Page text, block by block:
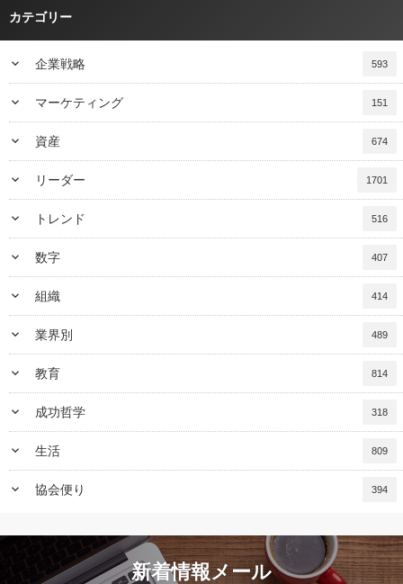
カテゴリー
keyboard_arrow_down 企業戦略 593
keyboard_arrow_down マーケティング 151
keyboard_arrow_down 資産 674
keyboard_arrow_down リーダー 1701
keyboard_arrow_down トレンド 516
keyboard_arrow_down 数字 407
keyboard_arrow_down 組織 414
keyboard_arrow_down 業界別 489
keyboard_arrow_down 教育 814
keyboard_arrow_down 成功哲学 318
keyboard_arrow_down 生活 809
keyboard_arrow_down 協会便り 394
新着情報メール